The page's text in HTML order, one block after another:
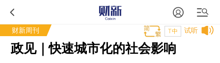
财新周刊 试听
T中
政见｜快速城市化的社会影响